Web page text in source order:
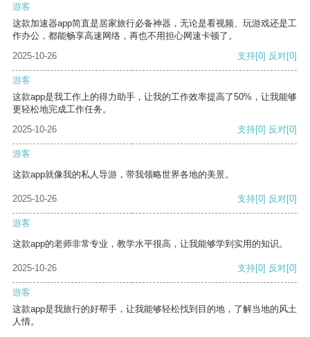
游客
这款加速器app简直是居家旅行必备神器，无论是看视频、玩游戏还是工
作办公，都能畅享高速网络，再也不用担心网速卡顿了。
2025-10-26
支持[0] 反对[0]
游客
这款app是我工作上的得力助手，让我的工作效率提高了50%，让我能够
更轻松地完成工作任务。
2025-10-26
支持[0] 反对[0]
游客
这款app就像我的私人导游，带我领略世界各地的美景。
2025-10-26 支持[0] 反对[0]
游客
这款app的老师非常专业，教学水平很高，让我能够学到实用的知识。
2025-10-26 支持[0] 反对[0]
游客
这款app是我旅行的好帮手，让我能够轻松找到目的地，了解当地的风土
人情。